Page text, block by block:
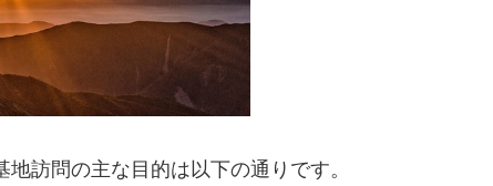
地訪問の主な目的は以下の通りです。